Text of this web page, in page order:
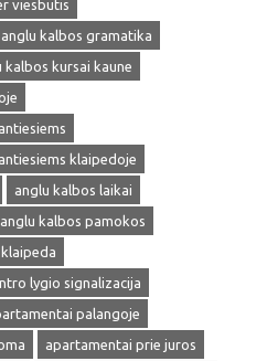
viesbutis
anglu kalbos gramatika
kalbos kursai kaune
klaipedoje
anglu kalbos laikai
anglu kalbos pamokos
lygio signalizacija
palangoje
apartamentai prie juros